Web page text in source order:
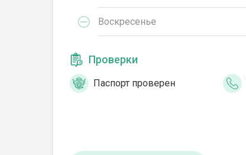
Воскресенье
Проверки
Паспорт проверен